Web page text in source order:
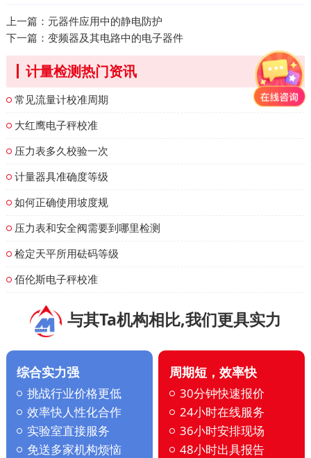
上一篇： 元器件应用中的静电防护
下一篇： 变频器及其电路中的电子器件
计量检测热门资讯
常见流量计校准周期
大红鹰电子秤校准
压力表多久校验一次
计量器具准确度等级
如何正确使用坡度规
压力表和安全阀需要到哪里检测
检定天平所用砝码等级
佰伦斯电子秤校准
与其Ta机构相比,我们更具实力
综合实力强
挑战行业价格更低
效率快人性化合作
实验室直接服务
免送多家机构烦恼
周期短，效率快
30分钟快速报价
24小时在线服务
36小时安排现场
48小时出具报告